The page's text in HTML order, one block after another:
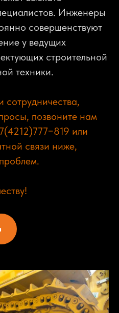
Инженеры
совершенствуют
у ведущих
строительной
техники.
сотрудничества,
позвоните нам
или
связи ниже,